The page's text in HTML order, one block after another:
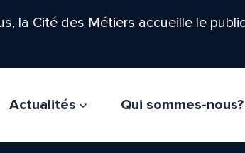
la Cité des Métiers accueille le
Actualités
Qui sommes-nous?